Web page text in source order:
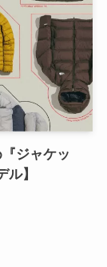
ジャケッ
】